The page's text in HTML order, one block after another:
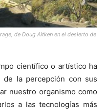
de Doug Aitken en el desierto de
científico o artístico ha
de la percepción con sus
nuestro organismo como
a las tecnologías más